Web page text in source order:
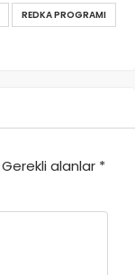
REDKA PROGRAMI
Gerekli alanlar *